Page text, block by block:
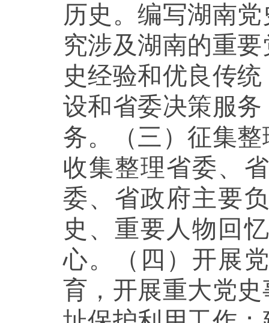
历史。编写湖南
究涉及湖南的重
史经验和优良传
设和省委决策服
务。（三）征集
收集整理省委、
委、省政府主要
史、重要人物回
心。（四）开展
育，开展重大党